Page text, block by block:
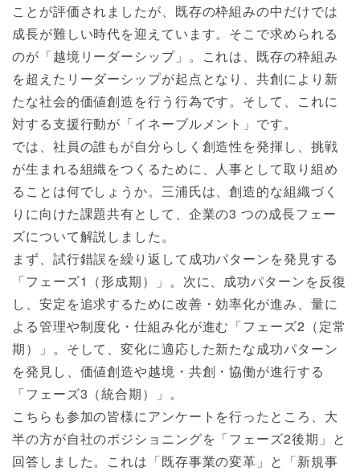
ことが評価されましたが、既存の枠組みの中だけでは
成長が難しい時代を迎えています。そこで求められる
のが「越境リーダーシップ」。これは、既存の枠組み
を超えたリーダーシップが起点となり、共創により新
たな社会的価値創造を行う行為です。そして、これに
対する支援行動が「イネーブルメント」です。
では、社員の誰もが自分らしく創造性を発揮し、挑戦
が生まれる組織をつくるために、人事として取り組め
ることは何でしょうか。三浦氏は、創造的な組織づく
りに向けた課題共有として、企業の3 つの成長フェー
ズについて解説しました。
まず、試行錯誤を繰り返して成功パターンを発見する
「フェーズ1（形成期）」。次に、成功パターンを反復
し、安定を追求するために改善・効率化が進み、量に
よる管理や制度化・仕組み化が進む「フェーズ2（定常
期）」。そして、変化に適応した新たな成功パターン
を発見し、価値創造や越境・共創・協働が進行する
「フェーズ3（統合期）」。
こちらも参加の皆様にアンケートを行ったところ、大
半の方が自社のポジショニングを「フェーズ2後期」と
回答しました。これは「既存事業の変革」と「新規事